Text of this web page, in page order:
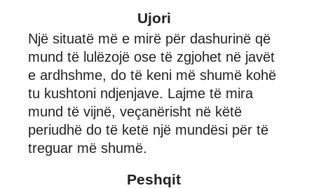
Ujori
Një situatë më e mirë për dashurinë që
mund të lulëzojë ose të zgjohet në javët
e ardhshme, do të keni më shumë kohë
tu kushtoni ndjenjave. Lajme të mira
mund të vijnë, veçanërisht në këtë
periudhë do të ketë një mundësi për të
treguar më shumë.
Peshqit